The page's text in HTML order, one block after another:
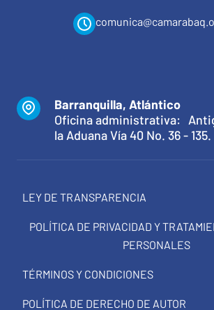
Barranquilla, Atlántico
Oficina administrativa:
la Aduana Vía 40 No. 36 - 135.
LEY DE TRANSPARENCIA
POLÍTICA DE PRIVACIDAD Y
PERSONALES
TÉRMINOS Y CONDICIONES
POLÍTICA DE DERECHO DE AUTOR